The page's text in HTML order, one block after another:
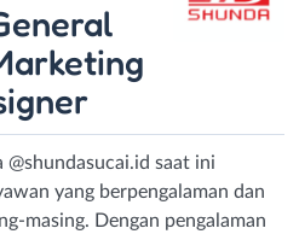
@shundasucai.id saat ini
yang berpengalaman dan
masing. Dengan pengalaman